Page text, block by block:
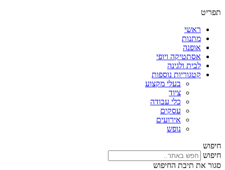
תפריט
ראשי
מתנות
אופנה
אסתטיקה ויופי
לבית ולגינה
קטגוריות נוספות
בעלי מקצוע
ציוד
כלי עבודה
עסקים
אירועים
נופש
חיפוש
חיפוש
סגור את תיבת החיפוש